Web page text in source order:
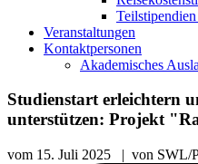
Veranstaltungen
Kontaktpersonen
Akademisches
Studienstart erleichtern
unterstützen: Projekt
vom 15. Juli 2025 | von SWL/